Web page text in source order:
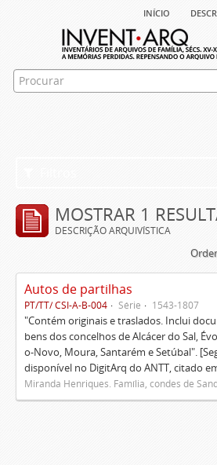
início
MOSTRAR 1
DESCRIÇÃO ARQUIVÍSTICA
Autos de partilhas
PT/TT/ CSI-A-B-004 Série 1543-1807
"Contém originais e traslados. Inclui
bens dos concelhos de Alcácer do Sal,
o-Novo, Moura, Santarém e Setúbal".
disponível no DigitArq do ANTT, citado
Miranda Henriques. Família, condes de